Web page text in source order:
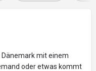
Dänemark mit einem
oder etwas kommt